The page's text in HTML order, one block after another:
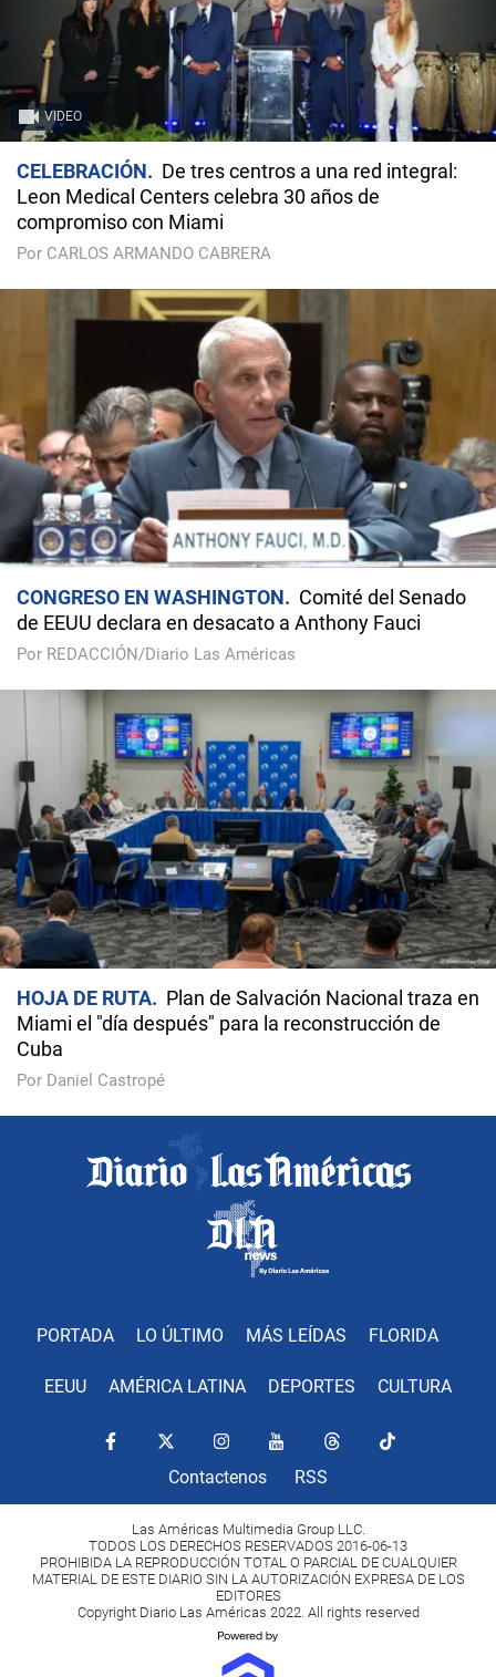
VIDEO
CELEBRACIÓN
De tres centros a una red integral:
Leon Medical Centers celebra 30 años de
compromiso con Miami
Por CARLOS ARMANDO CABRERA
CONGRESO EN WASHINGTON
Comité del Senado
de EEUU declara en desacato a Anthony Fauci
Por REDACCIÓN/Diario Las Américas
HOJA DE RUTA
Plan de Salvación Nacional traza en
Miami el "día después" para la reconstrucción de
Cuba
Por Daniel Castropé
PORTADA LO ÚLTIMO MÁS LEÍDAS FLORIDA
EEUU AMÉRICA LATINA DEPORTES CULTURA
Contactenos RSS
Las Américas Multimedia Group LLC.
TODOS LOS DERECHOS RESERVADOS 2016-06-13
PROHIBIDA LA REPRODUCCIÓN TOTAL O PARCIAL DE CUALQUIER
MATERIAL DE ESTE DIARIO SIN LA AUTORIZACIÓN EXPRESA DE LOS
EDITORES
Copyright Diario Las Américas 2022. All rights reserved